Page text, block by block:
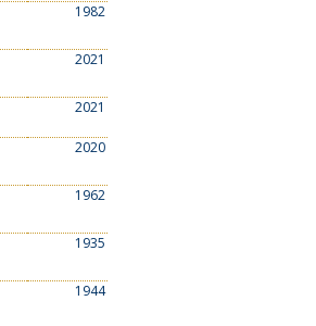
1982
2021
2021
2020
1962
1935
1944